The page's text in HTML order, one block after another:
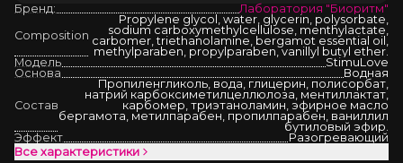
Бренд:
Лаборатория "Биоритм"
Composition
Propylene glycol, water, glycerin, polysorbate,
sodium carboxymethylcellulose, menthylactate,
carbomer, triethanolamine, bergamot essential oil,
methylparaben, propylparaben, vanillyl butyl ether.
Модель
StimuLove
Основа
Водная
Состав
Пропиленгликоль, вода, глицерин, полисорбат,
натрий карбоксиметилцеллюлоза, ментиллактат,
карбомер, триэтаноламин, эфирное масло
бергамота, метилпарабен, пропилпарабен, ваниллил
бутиловый эфир.
Эффект
Разогревающий
Все характеристики